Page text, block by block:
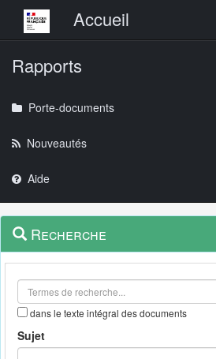
Menu principalAccueil
Rapports
Porte-documents
Nouveautés
Aide
Navigation
outils
Menu
contextuel
Recherche
dans le texte intégral des documents
Sujet